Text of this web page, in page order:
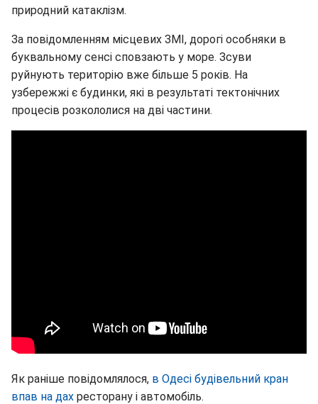
природний катаклізм.
За повідомленням місцевих ЗМІ, дорогі особняки в
буквальному сенсі сповзають у море. Зсуви
руйнують територію вже більше 5 років. На
узбережжі є будинки, які в результаті тектонічних
процесів розкололися на дві частини.
Як раніше повідомлялося, в Одесі будівельний кран
впав на дах ресторану і автомобіль.